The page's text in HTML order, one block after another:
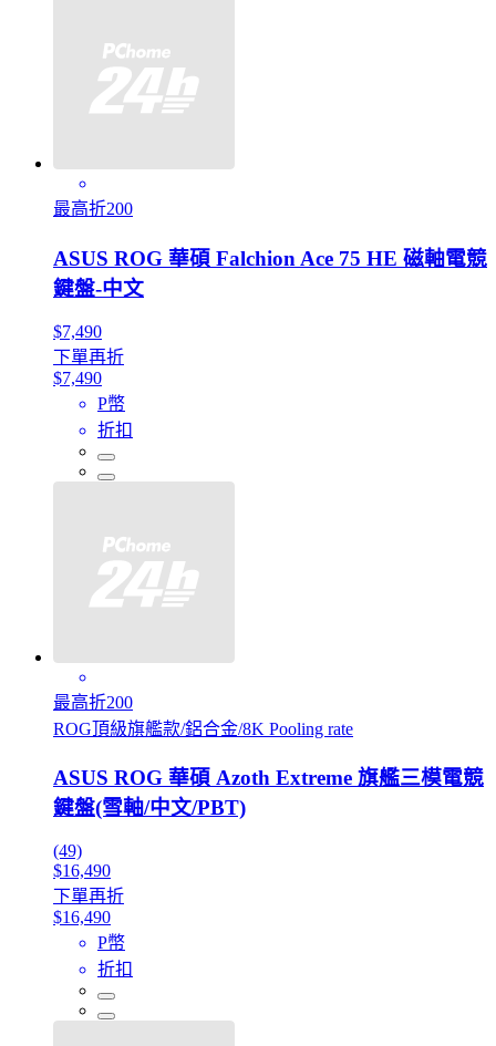
最高折200
ASUS ROG 華碩 Falchion Ace 75 HE 磁軸電競
鍵盤-中文
$7,490
下單再折
$7,490
P幣
折扣
最高折200
ROG頂級旗艦款/鋁合金/8K Pooling rate
ASUS ROG 華碩 Azoth Extreme 旗艦三模電競
鍵盤(雪軸/中文/PBT)
(49)
$16,490
下單再折
$16,490
P幣
折扣